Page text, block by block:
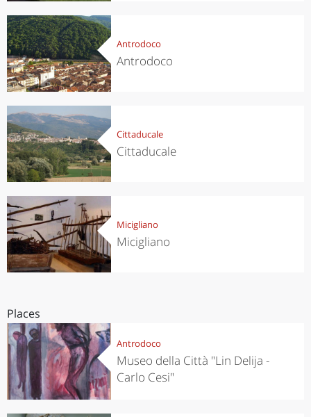
Antrodoco
Antrodoco
Cittaducale
Cittaducale
Micigliano
Micigliano
Places
Antrodoco
Museo della Città "Lin Delija -
Carlo Cesi"